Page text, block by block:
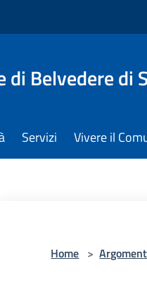
di Belvedere di
Servizi Vivere il
Home >